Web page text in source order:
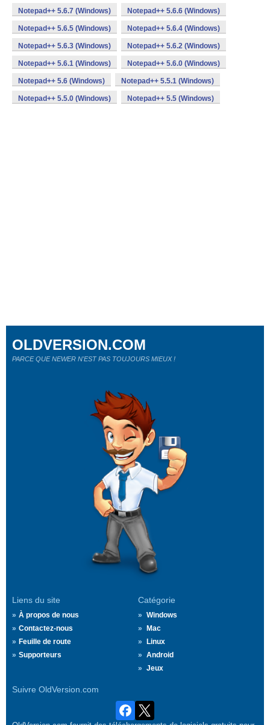
Notepad++ 5.6.7 (Windows) Notepad++ 5.6.6 (Windows)
Notepad++ 5.6.5 (Windows) Notepad++ 5.6.4 (Windows)
Notepad++ 5.6.3 (Windows) Notepad++ 5.6.2 (Windows)
Notepad++ 5.6.1 (Windows) Notepad++ 5.6.0 (Windows)
Notepad++ 5.6 (Windows) Notepad++ 5.5.1 (Windows)
Notepad++ 5.5.0 (Windows) Notepad++ 5.5 (Windows)
Liens du site
À propos de nous
Contactez-nous
Feuille de route
Supporteurs
Catégorie
Windows
Mac
Linux
Android
Jeux
Suivre OldVersion.com
OLDVERSION.COM
PARCE QUE NEWER N'EST PAS TOUJOURS MIEUX !